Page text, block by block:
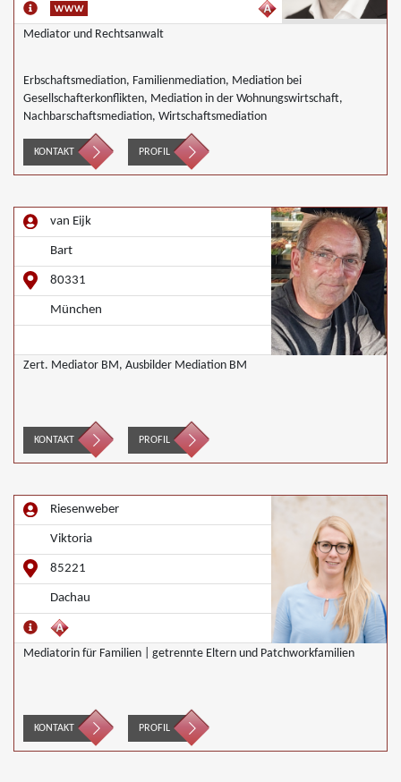
Mediator und Rechtsanwalt
Erbschaftsmediation, Familienmediation, Mediation bei
Gesellschafterkonflikten, Mediation in der Wohnungswirtschaft,
Nachbarschaftsmediation, Wirtschaftsmediation
KONTAKT PROFIL
van Eijk
Bart
80331
München
Zert. Mediator BM, Ausbilder Mediation BM
KONTAKT PROFIL
Riesenweber
Viktoria
85221
Dachau
Mediatorin für Familien | getrennte Eltern und Patchworkfamilien
KONTAKT PROFIL